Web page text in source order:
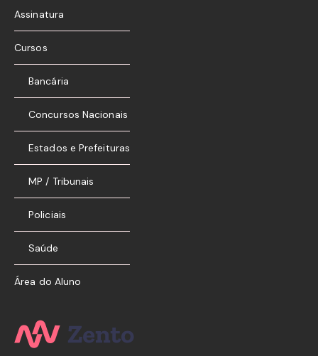
Assinatura
Cursos
Bancária
Concursos Nacionais
Estados e Prefeituras
MP / Tribunais
Policiais
Saúde
Área do Aluno